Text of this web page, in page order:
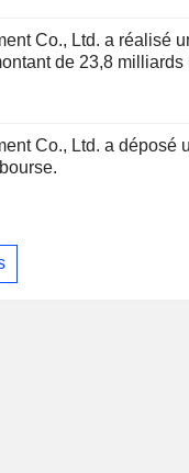
Co., Ltd. a réalisé
de 23,8 milliards
Co., Ltd. a déposé